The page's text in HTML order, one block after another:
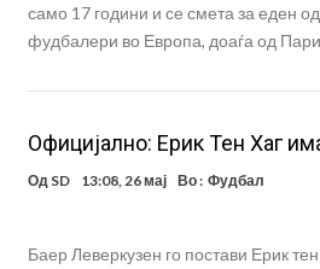
само 17 години и се смета за еден
фудбалери во Европа, доаѓа од
Oфицијално: Ерик Тен Хаг
Од SD 13:08, 26 мај Во : Фудбал
Баер Леверкузен го постави Ерик